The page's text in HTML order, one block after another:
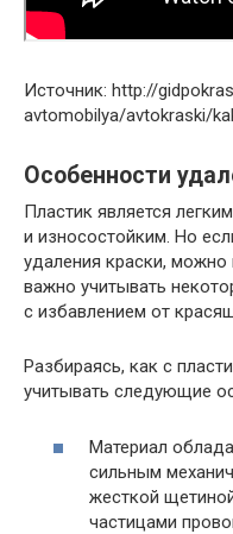
Источник: http://
avtomobilya/avtokraski/
Особенности
Пластик является
и износостойким. Но
удаления краски,
важно учитывать
с избавлением от
Разбираясь, как с
учитывать следующие
Материал
сильным
жесткой
частицами